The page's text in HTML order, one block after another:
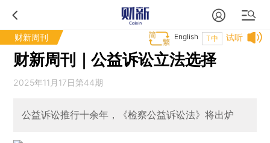
财新周刊 试听
T中
English
财新周刊｜公益诉讼立法选择
2025年11月17日第44期
公益诉讼推行十余年，《检察公益诉讼法》将出炉